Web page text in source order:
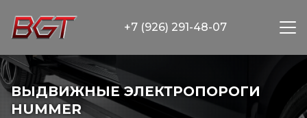
+7 (926) 291-48-07
ВЫДВИЖНЫЕ ЭЛЕКТРОПОРОГИ
HUMMER